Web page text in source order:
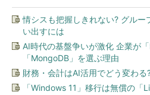
情シスも把握しきれない? グル
い出すには
AI時代の基盤争いが激化 企業が
「MongoDB」を選ぶ理由
財務・会計はAI活用でどう変わ
「Windows 11」移行は無償の「